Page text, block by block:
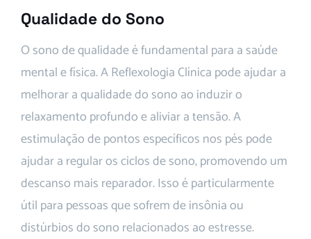
Qualidade do Sono
O sono de qualidade é fundamental para a saúde
mental e física. A Reflexologia Clínica pode ajudar a
melhorar a qualidade do sono ao induzir o
relaxamento profundo e aliviar a tensão. A
estimulação de pontos específicos nos pés pode
ajudar a regular os ciclos de sono, promovendo um
descanso mais reparador. Isso é particularmente
útil para pessoas que sofrem de insônia ou
distúrbios do sono relacionados ao estresse.